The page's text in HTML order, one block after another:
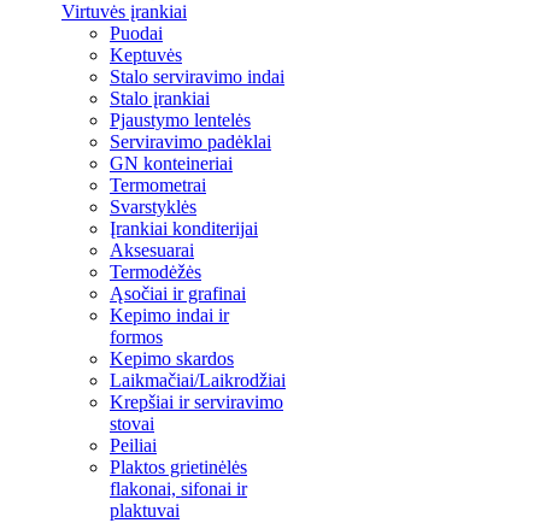
Virtuvės įrankiai
Puodai
Keptuvės
Stalo serviravimo indai
Stalo įrankiai
Pjaustymo lentelės
Serviravimo padėklai
GN konteineriai
Termometrai
Svarstyklės
Įrankiai konditerijai
Aksesuarai
Termodėžės
Ąsočiai ir grafinai
Kepimo indai ir
formos
Kepimo skardos
Laikmačiai/Laikrodžiai
Krepšiai ir serviravimo
stovai
Peiliai
Plaktos grietinėlės
flakonai, sifonai ir
plaktuvai